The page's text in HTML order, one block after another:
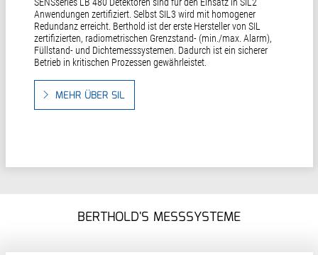
Anwendungen zertifiziert. Selbst SIL3 wird mit homogener
Redundanz erreicht. Berthold ist der erste Hersteller von SIL
zertifizierten, radiometrischen Grenzstand- (min./max. Alarm),
Füllstand- und Dichtemesssystemen. Dadurch ist ein sicherer
Betrieb in kritischen Prozessen gewährleistet.
MEHR ÜBER SIL
BERTHOLD'S MESSSYSTEME